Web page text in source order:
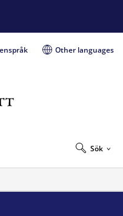
Other languages
Sök